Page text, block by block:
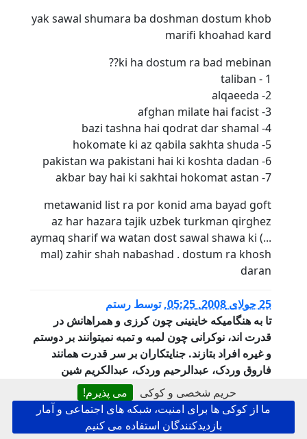
حریم شخصی و کوکی
می پذیرم!
ما از کوکی ها برای امنیت، شبکه های اجتماعی و آمار
بازدیدکنندگان استفاده می کنیم
yak sawal shumara ba doshman dostum khob
marifi khoahad kard
ki ha dostum ra bad mebinan??
1 - taliban
2- alqaeeda
3- afghan milate hai facist
4- bazi tashna hai qodrat dar shamal
5- hokomate ki az qabila sakhta shuda
6- pakistan wa pakistani hai ki koshta dadan
7- akbar bay hai ki sakhtai hokomat astan
metawanid list ra por konid ama bayad goft
az har hazara tajik uzbek turkman qirghez
aymaq sharif wa watan dost sawal shawa ki (...
mal) zahir shah nabashad . dostum ra khosh
daran
25 جولای 2008, 05:25 ,توسط رستم
تا به هنگامیکه خاینینی چون کرزی و همراهانش در
قدرت اند، نوکرانی چون لمبه و تمبه نمیتوانند بر دوستم
و غیره افراد بتازند. جنایتکاران بر سر قدرت همانند
فاروق وردک، عبدالرحیم وردک، عبدالکریم شین
(خرم)، انورالحق احدی... و اتمر ها هیچ برترئ نسبت به
دوستم و فهیم ندارند. این حقیقت را افراد مزدور همانند
لمبه و تمبه باید بدانند!